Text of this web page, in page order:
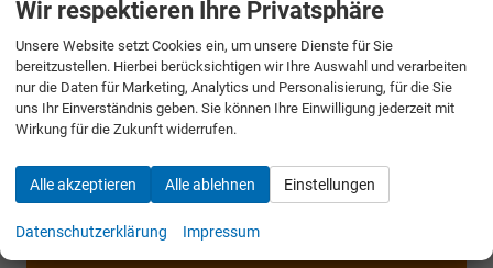
KGM
KIA
MERCEDES-BENZ
MG
MITSUBISHI
Wir respektieren Ihre Privatsphäre
Unsere Website setzt Cookies ein, um unsere Dienste für Sie
bereitzustellen. Hierbei berücksichtigen wir Ihre Auswahl und verarbeiten
nur die Daten für Marketing, Analytics und Personalisierung, für die Sie
uns Ihr Einverständnis geben. Sie können Ihre Einwilligung jederzeit mit
Wirkung für die Zukunft widerrufen.
Alle akzeptieren Alle ablehnen Einstellungen
Datenschutzerklärung Impressum